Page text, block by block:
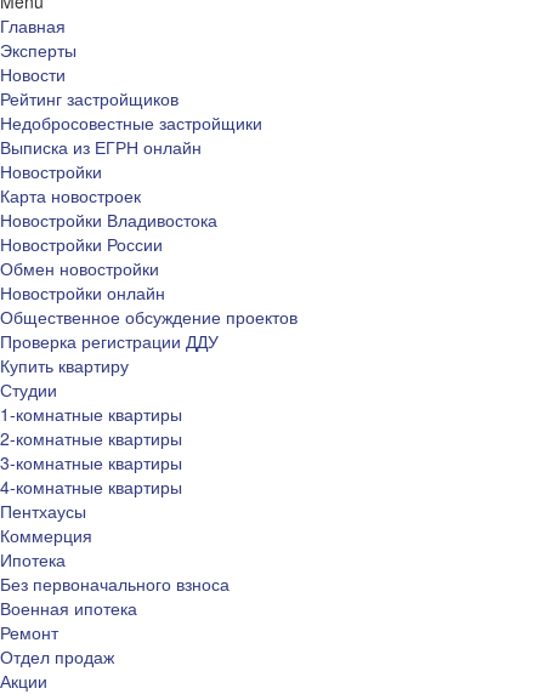
Главная
Эксперты
Новости
Рейтинг застройщиков
Недобросовестные застройщики
Выписка из ЕГРН онлайн
Новостройки
Карта новостроек
Новостройки Владивостока
Новостройки России
Обмен новостройки
Новостройки онлайн
Общественное обсуждение проектов
Проверка регистрации ДДУ
Купить квартиру
Студии
1-комнатные квартиры
2-комнатные квартиры
3-комнатные квартиры
4-комнатные квартиры
Пентхаусы
Коммерция
Ипотека
Без первоначального взноса
Военная ипотека
Ремонт
Отдел продаж
Акции